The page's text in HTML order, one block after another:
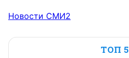
Новости СМИ2
ТОП 5